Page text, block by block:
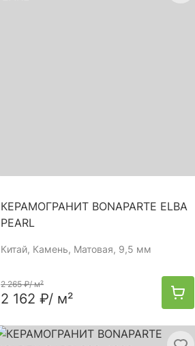
КЕРАМОГРАНИТ BONAPARTE ELBA
PEARL
Китай, Камень, Матовая, 9,5 мм
2 265 ₽/ м²
2 162 ₽/ м²